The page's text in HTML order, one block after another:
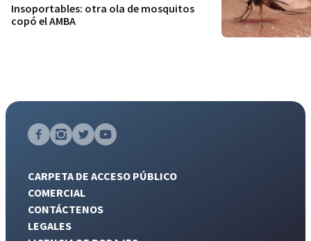
Insoportables: otra ola de mosquitos
copó el AMBA
CARPETA DE ACCESO PÚBLICO
COMERCIAL
CONTÁCTENOS
LEGALES